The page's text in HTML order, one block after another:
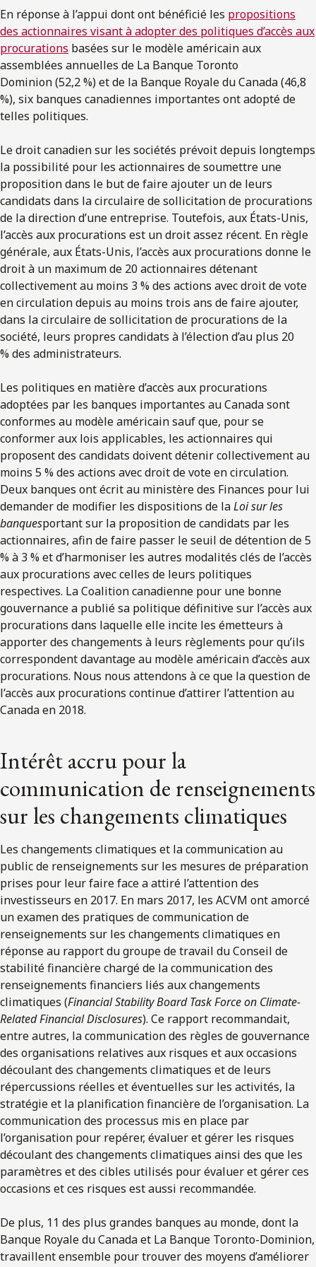
En réponse à l’appui dont ont bénéficié les propositions
des actionnaires visant à adopter des politiques d’accès aux
procurations basées sur le modèle américain aux
assemblées annuelles de La Banque Toronto
Dominion (52,2 %) et de la Banque Royale du Canada (46,8
%), six banques canadiennes importantes ont adopté de
telles politiques.
Le droit canadien sur les sociétés prévoit depuis longtemps
la possibilité pour les actionnaires de soumettre une
proposition dans le but de faire ajouter un de leurs
candidats dans la circulaire de sollicitation de procurations
de la direction d’une entreprise. Toutefois, aux États-Unis,
l’accès aux procurations est un droit assez récent. En règle
générale, aux États-Unis, l’accès aux procurations donne le
droit à un maximum de 20 actionnaires détenant
collectivement au moins 3 % des actions avec droit de vote
en circulation depuis au moins trois ans de faire ajouter,
dans la circulaire de sollicitation de procurations de la
société, leurs propres candidats à l’élection d’au plus 20
% des administrateurs.
Les politiques en matière d’accès aux procurations
adoptées par les banques importantes au Canada sont
conformes au modèle américain sauf que, pour se
conformer aux lois applicables, les actionnaires qui
proposent des candidats doivent détenir collectivement au
moins 5 % des actions avec droit de vote en circulation.
Deux banques ont écrit au ministère des Finances pour lui
demander de modifier les dispositions de laLoi sur les
banquesportant sur la proposition de candidats par les
actionnaires, afin de faire passer le seuil de détention de 5
% à 3 % et d’harmoniser les autres modalités clés de l’accès
aux procurations avec celles de leurs politiques
respectives. La Coalition canadienne pour une bonne
gouvernance a publié sa politique définitive sur l’accès aux
procurations dans laquelle elle incite les émetteurs à
apporter des changements à leurs règlements pour qu’ils
correspondent davantage au modèle américain d’accès aux
procurations. Nous nous attendons à ce que la question de
l’accès aux procurations continue d’attirer l’attention au
Canada en 2018.
Intérêt accru pour la
communication de renseignements
sur les changements climatiques
Les changements climatiques et la communication au
public de renseignements sur les mesures de préparation
prises pour leur faire face a attiré l’attention des
investisseurs en 2017. En mars 2017, les ACVM ont amorcé
un examen des pratiques de communication de
renseignements sur les changements climatiques en
réponse au rapport du groupe de travail du Conseil de
stabilité financière chargé de la communication des
renseignements financiers liés aux changements
climatiques (Financial Stability Board Task Force on Climate-
Related Financial Disclosures). Ce rapport recommandait,
entre autres, la communication des règles de gouvernance
des organisations relatives aux risques et aux occasions
découlant des changements climatiques et de leurs
répercussions réelles et éventuelles sur les activités, la
stratégie et la planification financière de l’organisation. La
communication des processus mis en place par
l’organisation pour repérer, évaluer et gérer les risques
découlant des changements climatiques ainsi des que les
paramètres et des cibles utilisés pour évaluer et gérer ces
occasions et ces risques est aussi recommandée.
De plus, 11 des plus grandes banques au monde, dont la
Banque Royale du Canada et La Banque Toronto-Dominion,
travaillent ensemble pour trouver des moyens d’améliorer